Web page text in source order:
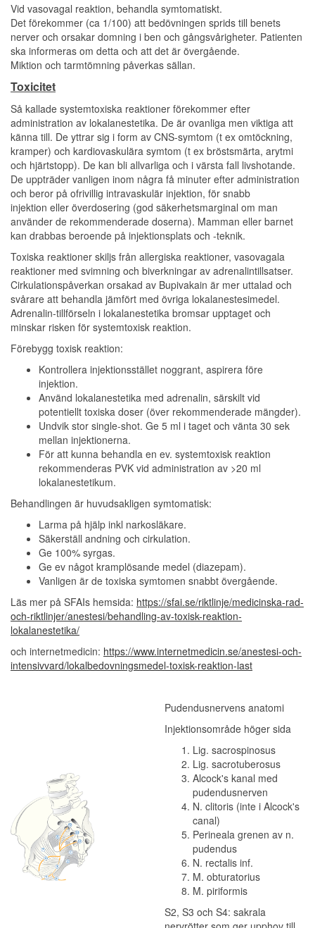
Vid vasovagal reaktion, behandla symtomatiskt.
Det förekommer (ca 1/100) att bedövningen sprids till benets
nerver och orsakar domning i ben och gångsvårigheter. Patienten
ska informeras om detta och att det är övergående.
Miktion och tarmtömning påverkas sällan.
Toxicitet
Så kallade systemtoxiska reaktioner förekommer efter
administration av lokalanestetika. De är ovanliga men viktiga att
känna till. De yttrar sig i form av CNS-symtom (t ex omtöckning,
kramper) och kardiovaskulära symtom (t ex bröstsmärta, arytmi
och hjärtstopp). De kan bli allvarliga och i värsta fall livshotande.
De uppträder vanligen inom några få minuter efter administration
och beror på ofrivillig intravaskulär injektion, för snabb
injektion eller överdosering (god säkerhetsmarginal om man
använder de rekommenderade doserna). Mamman eller barnet
kan drabbas beroende på injektionsplats och -teknik.
Toxiska reaktioner skiljs från allergiska reaktioner, vasovagala
reaktioner med svimning och biverkningar av adrenalintillsatser.
Cirkulationspåverkan orsakad av Bupivakain är mer uttalad och
svårare att behandla jämfört med övriga lokalanestesimedel.
Adrenalin-tillförseln i lokalanestetika bromsar upptaget och
minskar risken för systemtoxisk reaktion.
Förebygg toxisk reaktion:
Kontrollera injektionsstället noggrant, aspirera före
injektion.
Använd lokalanestetika med adrenalin, särskilt vid
potentiellt toxiska doser (över rekommenderade mängder).
Undvik stor single-shot. Ge 5 ml i taget och vänta 30 sek
mellan injektionerna.
För att kunna behandla en ev. systemtoxisk reaktion
rekommenderas PVK vid administration av >20 ml
lokalanestetikum.
Behandlingen är huvudsakligen symtomatisk:
Larma på hjälp inkl narkosläkare.
Säkerställ andning och cirkulation.
Ge 100% syrgas.
Ge ev något kramplösande medel (diazepam).
Vanligen är de toxiska symtomen snabbt övergående.
Läs mer på SFAIs hemsida: https://sfai.se/riktlinje/medicinska-rad-
och-riktlinjer/anestesi/behandling-av-toxisk-reaktion-
lokalanestetika/
och internetmedicin: https://www.internetmedicin.se/anestesi-och-
intensivvard/lokalbedovningsmedel-toxisk-reaktion-last
Pudendusnervens anatomi
Injektionsområde höger sida
Lig. sacrospinosus
Lig. sacrotuberosus
Alcock's kanal med
pudendusnerven
N. clitoris (inte i Alcock's
canal)
Perineala grenen av n.
pudendus
N. rectalis inf.
M. obturatorius
M. piriformis
S2, S3 och S4: sakrala